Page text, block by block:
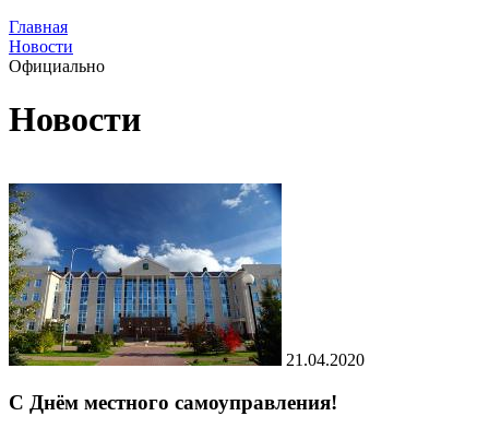
Главная
Новости
Официально
Новости
21.04.2020
С Днём местного самоуправления!